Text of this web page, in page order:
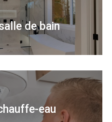
de bain
eau